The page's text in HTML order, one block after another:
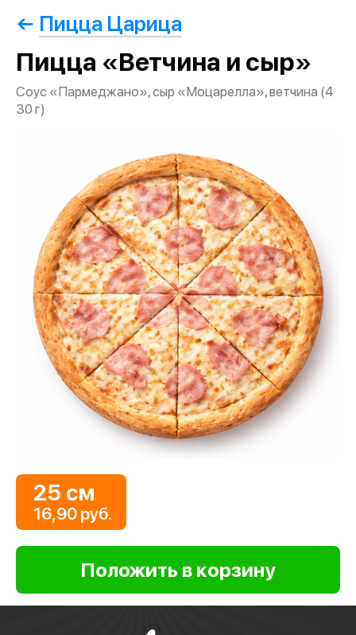
Пицца Царица
Пицца «Ветчина и сыр»
Соус «Пармеджано», сыр «Моцарелла», ветчина (4
30 г)
25 см
16,90 руб.